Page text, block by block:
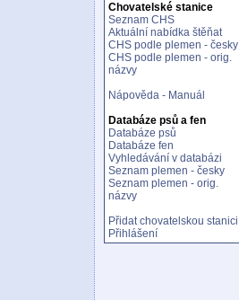
Chovatelské stanice
Seznam CHS
Aktuální nabídka štěňat
CHS podle plemen - česky
CHS podle plemen - orig.
názvy
Nápověda - Manuál
Databáze psů a fen
Databáze psů
Databáze fen
Vyhledávání v databázi
Seznam plemen - česky
Seznam plemen - orig.
názvy
Přidat chovatelskou stanici
Přihlášení